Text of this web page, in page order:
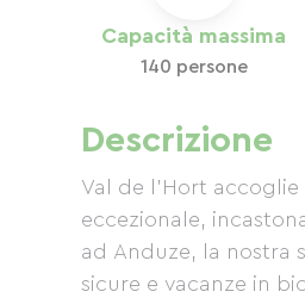
Capacità massima
140 persone
Descrizione
Val de l'Hort
eccezionale,
ad Anduze, la nostra
sicure e vacanze in